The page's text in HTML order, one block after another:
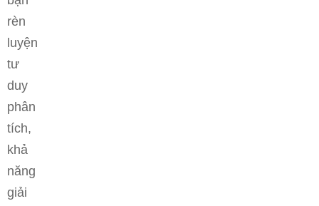
rèn
luyện
tư
duy
phân
tích,
khả
năng
giải